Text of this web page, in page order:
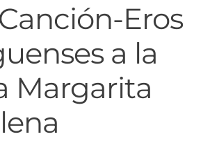
Eros
a la
Margarita